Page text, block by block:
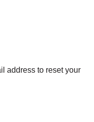
address to reset your